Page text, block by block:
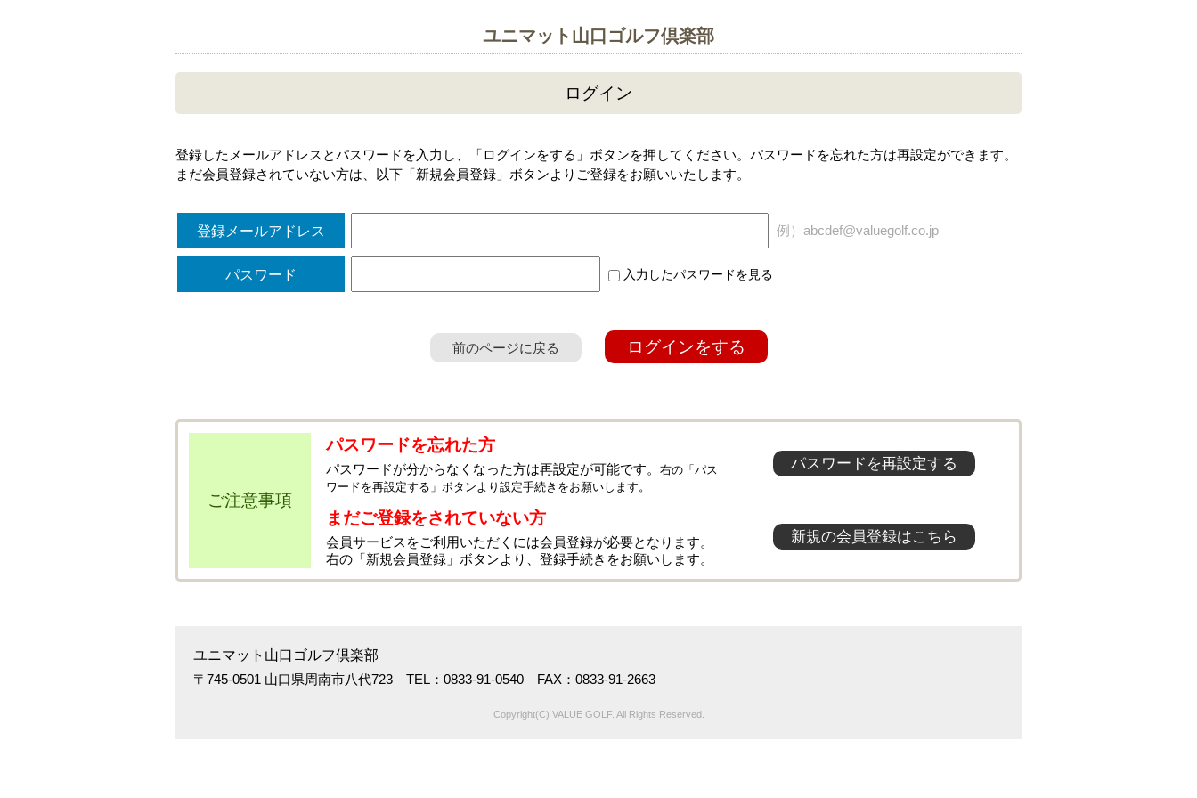
ユニマット山口ゴルフ倶楽部
ログイン
登録したメールアドレスとパスワードを入力し、「ログインをする」ボタンを押してください。パスワードを忘れた方は再設定ができます。
まだ会員登録されていない方は、以下「新規会員登録」ボタンよりご登録をお願いいたします。
登録メールアドレス 例）abcdef@valuegolf.co.jp
パスワード 入力したパスワードを見る
前のページに戻る ログインをする
ご注意事項
パスワードを忘れた方
パスワードが分からなくなった方は再設定が可能です。 右の「パス
ワードを再設定する」ボタンより設定手続きをお願いします。
パスワードを再設定する
まだご登録をされていない方
会員サービスをご利用いただくには会員登録が必要となります。
右の「新規会員登録」ボタンより、登録手続きをお願いします。
新規の会員登録はこちら
ユニマット山口ゴルフ倶楽部
〒745-0501 山口県周南市八代723 TEL：0833-91-0540 FAX：0833-91-2663
Copyright(C) VALUE GOLF. All Rights Reserved.